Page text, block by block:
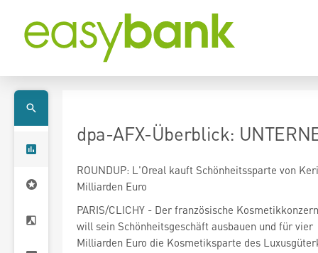
dpa-AFX-Überblick:
ROUNDUP: L'Oreal kauft Schönheitssparte von
Milliarden Euro
will sein Schönheitsgeschäft ausbauen und für vier